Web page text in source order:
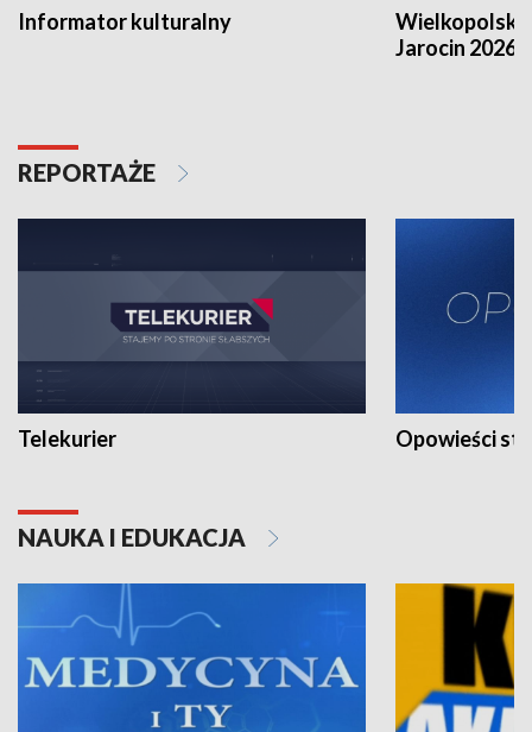
Informator kulturalny
Jarocin 2026
REPORTAŻE
Telekurier Opowieści
NAUKA I EDUKACJA